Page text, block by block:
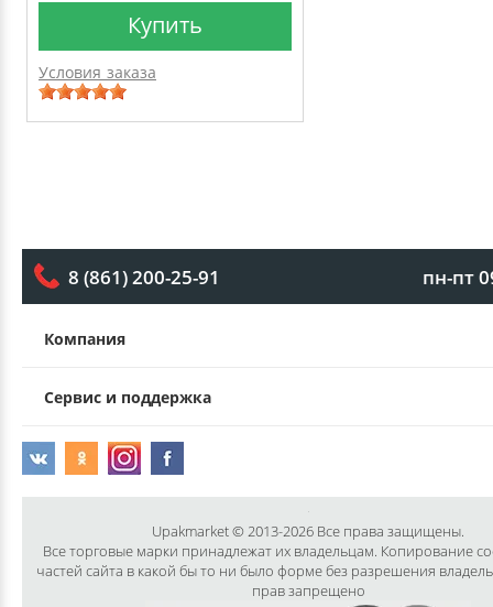
Купить
Условия заказа
8 (861) 200-25-91 пн-пт
Компания
Сервис и поддержка
Upakmarket © 2013-2026 Все права защищены.
Все торговые марки принадлежат их владельцам. Копирование
частей сайта в какой бы то ни было форме без разрешения
прав запрещено